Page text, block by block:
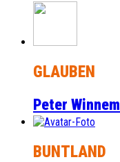
GLAUBEN
Peter
BUNTLAND